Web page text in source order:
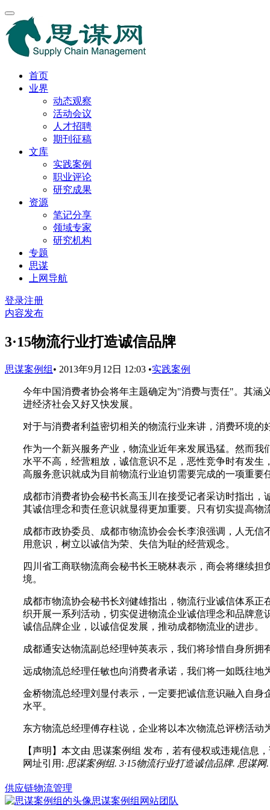
首页
业界
动态观察
活动会议
人才招聘
期刊征稿
文库
实践案例
职业评论
研究成果
资源
笔记分享
领域专家
研究机构
专题
思谋
上网导航
登录注册
内容发布
3·15物流行业打造诚信品牌
思谋案例组 • 2013年9月12日 12:03 •实践案例
今年中国消费者协会将年主题确定为"消费与责任"。其涵
进经济社会又好又快发展。
对于与消费者利益密切相关的物流行业来讲，消费环境
作为一个新兴服务产业，物流业近年来发展迅猛。然而
水平不高，经营粗放，诚信意识不足，恶性竞争时有发
高服务意识就成为目前物流行业迫切需要完成的一项重要
成都市消费者协会秘书长高玉川在接受记者采访时指出
其诚信理念和责任意识就显得更加重要。只有切实提高
成都市政协委员、成都市物流协会会长李浪强调，人无
用意识，树立以诚信为荣、失信为耻的经营观念。
四川省工商联物流商会秘书长王晓林表示，商会将继续
境。
成都市物流协会秘书长刘健雄指出，物流行业诚信体系
织开展一系列活动，切实促进物流企业诚信理念和品牌
诚信品牌企业，以诚信促发展，推动成都物流业的进步。
成都通安达物流副总经理钟英表示，我们将珍惜自身所
远成物流总经理任敏也向消费者承诺，我们将一如既往
金桥物流总经理刘显付表示，一定要把诚信意识融入自
水平。
东方物流总经理傅存柱说，企业将以本次物流总评榜活
【声明】本文由 思谋案例组 发布，若有侵权或违规信息
网址引用: 思谋案例组. 3·15物流行业打造诚信品牌. 思谋网.
供应链物流管理
思谋案例组 网站团队